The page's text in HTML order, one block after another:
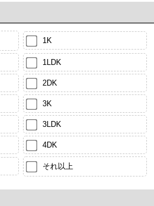
1K
1LDK
2DK
3K
3LDK
4DK
それ以上